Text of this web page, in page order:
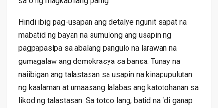
Hindi ibig pag-usapan ang detalye ngunit sapat na
mabatid ng bayan na sumulong ang usapin ng
pagpapasipa sa abalang pangulo na larawan na
gumagalaw ang demokrasya sa bansa. Tunay na
naiibigan ang talastasan sa usapin na kinapupulutan
ng kaalaman at umaasang lalabas ang katotohanan sa
likod ng talastasan. Sa totoo lang, batid na ‘di ganap